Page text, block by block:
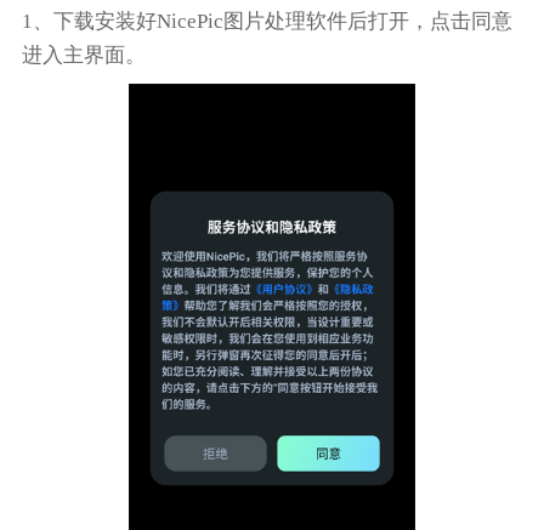
1、下载安装好NicePic图片处理软件后打开，点击同意
进入主界面。